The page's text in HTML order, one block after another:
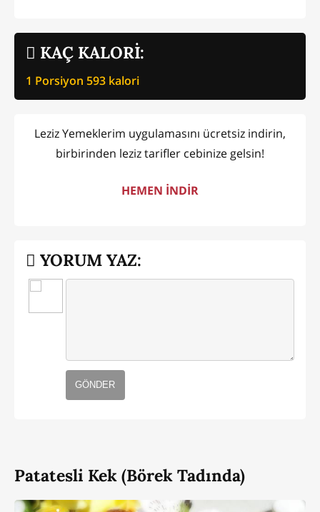
KAÇ KALORİ:
1 Porsiyon 593 kalori
Leziz Yemeklerim uygulamasını ücretsiz indirin,
birbirinden leziz tarifler cebinize gelsin!
HEMEN İNDİR
YORUM YAZ:
GÖNDER
Patatesli Kek (Börek Tadında)